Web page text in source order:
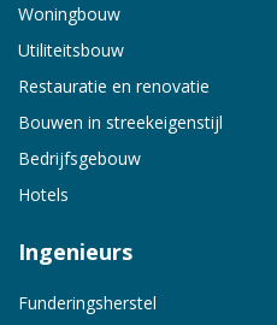
Woningbouw
Utiliteitsbouw
Restauratie en renovatie
Bouwen in streekeigenstijl
Bedrijfsgebouw
Hotels
Ingenieurs
Funderingsherstel